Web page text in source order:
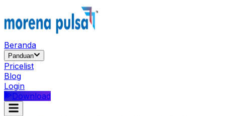
Beranda
Panduan
Pricelist
Blog
Login
Download